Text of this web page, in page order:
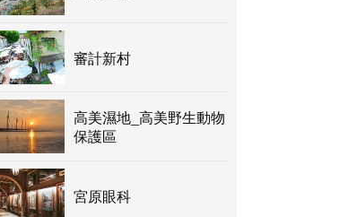
審計新村
高美濕地_高美野生動物
保護區
宮原眼科